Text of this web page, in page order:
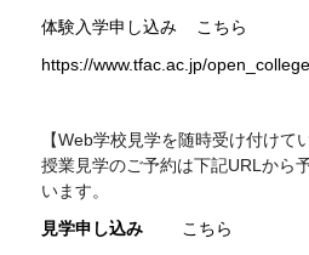
体験入学申し込み
こちら
https://www.tfac.ac.jp/
【Web学校見学を随時受け付けて
授業見学のご予約は下記URL から
います。
見学申し込み
こちら